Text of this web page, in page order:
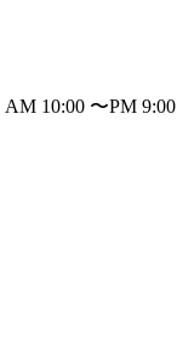
10:00 〜PM 9:00